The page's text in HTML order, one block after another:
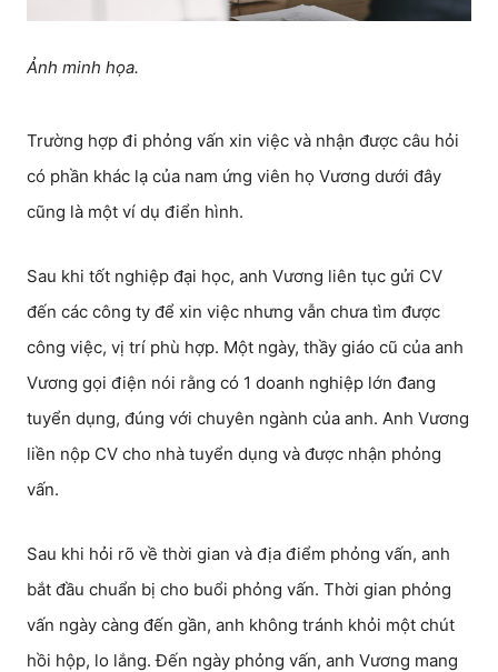
Ảnh minh họa.
Trường hợp đi phỏng vấn xin việc và nhận được câu hỏi
có phần khác lạ của nam ứng viên họ Vương dưới đây
cũng là một ví dụ điển hình.
Sau khi tốt nghiệp đại học, anh Vương liên tục gửi CV
đến các công ty để xin việc nhưng vẫn chưa tìm được
công việc, vị trí phù hợp. Một ngày, thầy giáo cũ của anh
Vương gọi điện nói rằng có 1 doanh nghiệp lớn đang
tuyển dụng, đúng với chuyên ngành của anh. Anh Vương
liền nộp CV cho nhà tuyển dụng và được nhận phỏng
vấn.
Sau khi hỏi rõ về thời gian và địa điểm phỏng vấn, anh
bắt đầu chuẩn bị cho buổi phỏng vấn. Thời gian phỏng
vấn ngày càng đến gần, anh không tránh khỏi một chút
hồi hộp, lo lắng. Đến ngày phỏng vấn, anh Vương mang